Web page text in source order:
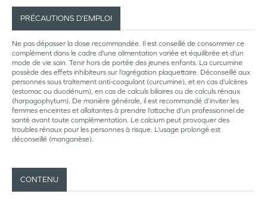
PRÉCAUTIONS D’EMPLOI
Ne pas dépasser la dose recommandée. Il est conseillé de consommer ce
complément dans le cadre d’une alimentation variée et équilibrée et d’un
mode de vie sain. Tenir hors de portée des jeunes enfants. La curcumine
possède des effets inhibiteurs sur l’agrégation plaquettaire. Déconseillé aux
personnes sous traitement anti-coagulant (curcumine), et en cas d’ulcères
(estomac ou duodénum), en cas de calculs biliaires ou de calculs rénaux
(harpagophytum). De manière générale, il est recommandé d’inviter les
femmes enceintes et allaitantes à prendre l’attache d’un professionnel de
santé avant toute complémentation. Le calcium peut provoquer des
troubles rénaux pour les personnes à risque. L’usage prolongé est
déconseillé (manganèse).
CONTENU